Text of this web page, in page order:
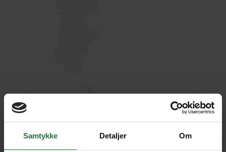
Samtykke Detaljer Om